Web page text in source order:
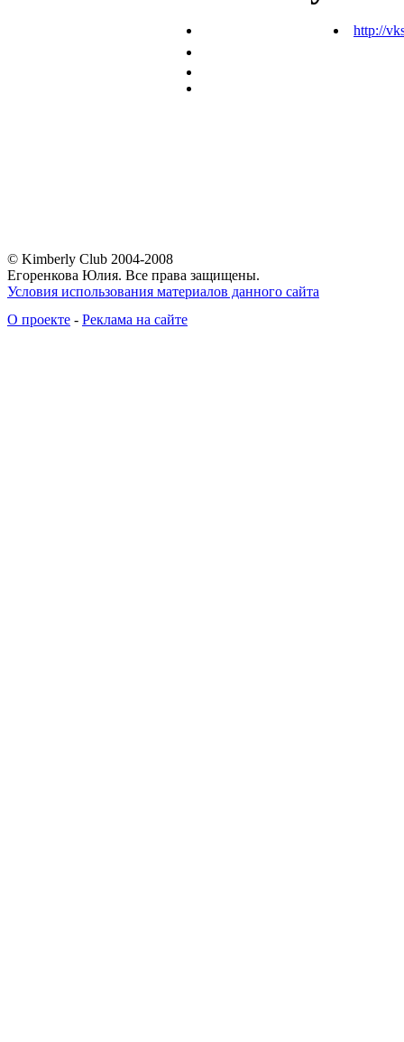
http://
© Kimberly Club 2004-2008
Егоренкова Юлия. Все права защищены.
Условия использования материалов данного сайта
О проекте - Реклама на сайте